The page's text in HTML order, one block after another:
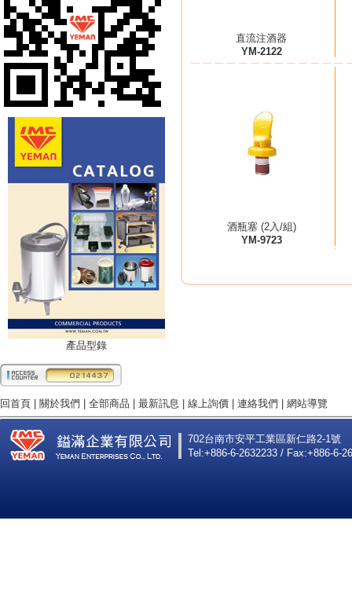
產品型錄
直流注酒器
YM-2122
酒瓶塞 (2入/組)
YM-9723
回首頁 | 關於我們 | 全部商品 | 最新訊息 | 線上詢價 | 連絡我們 | 網站導覽
702台南市安平工業區新仁路2-1號
Tel:+886-6-2632233 / Fax:+886-6-